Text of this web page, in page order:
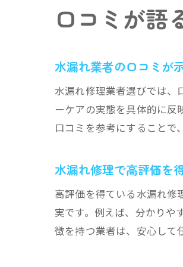
口コミが語
水漏れ業者の口コミが
水漏れ修理業者選びでは、
ーケアの実態を具体的に
口コミを参考にすることで
水漏れ修理で高評価を
高評価を得ている水漏れ修
実です。例えば、分かりや
徴を持つ業者は、安心して